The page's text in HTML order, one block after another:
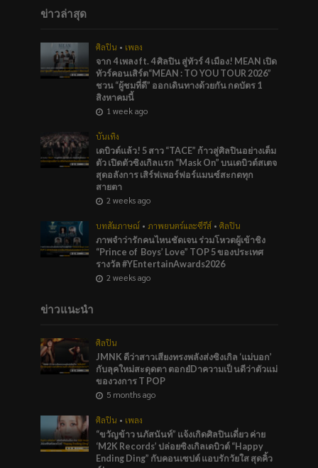
ข่าวล่าสุด
ศิลปิน • เพลง
จาก 4 เพลง ft. 4 ศิลปิน สู่ทัวร์ 4 เมือง! MEAN เปิด
ทัวร์คอนเสิร์ต“MEAN : TO YOU TOUR 2026”
ชวน “ผู้ชมที่ดี” ออกเดินทางด้วยกัน กดบัตร 1
สิงหาคมนี้
1 week ago
บันเทิง
เดบิวต์แล้ว! 5 สาว “TACE” ก้าวสู่ศิลปินอย่างเต็ม
ตัว เปิดตัวซิงเกิลแรก “Mask On” บนเดบิวต์สเตจ
สุดอลังการ เสิร์ฟเพอร์ฟอร์แมนซ์สะกดทุก
สายตา
2 weeks ago
บทสัมภาษณ์ • ภาพยนตร์และซีรีส์ • ศิลปิน
ภาพจำว่ารักคนไหนชัดเจน ร่วมโหวตผู้เข้าชิง
“Prince of Boys’ Love” TOP 5 ของประเทศ
รางวัล #YEntertainAwards2026
2 weeks ago
ข่าวแนะนำ
ศิลปิน
JMNK ดีว่าสาวเสียงทรงพลังส่งซิงเกิล ‘แม่บอก’
กับลุคใหม่สะดุดตา ตอกยํDาความเป็ นดีว่าตัวแม่
ของวงการ T POP
5 months ago
ศิลปิน • เพลง
“ขวัญข้าว นภัสนันท์” แจ้งเกิดศิลปินเดี่ยว ค่าย
‘M2K Records’ ปล่อยซิงเกิลเดบิวต์ “Happy
Ending Ding” กับคอนเซปต์ แอบรักวัยใส สุดคิ้ว